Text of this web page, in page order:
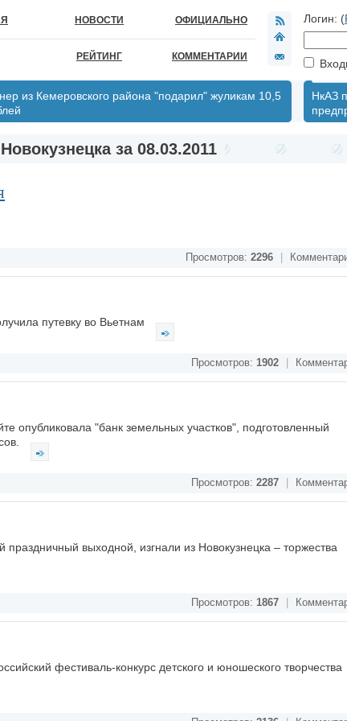
НОВОСТИ ОФИЦИАЛЬНО
РЕЙТИНГ КОММЕНТАРИИ
Логин: (
из Кемеровского района "подарил" жуликам 10,5
НкАЗ
за 08.03.2011
Просмотров: 2296
путевку во Вьетнам
Просмотров: 1902
опубликовала "банк земельных участков", подготовленный
Просмотров: 2287
выходной, изгнали из Новокузнецка – торжества
Просмотров: 1867
фестиваль-конкурс детского и юношеского творчества